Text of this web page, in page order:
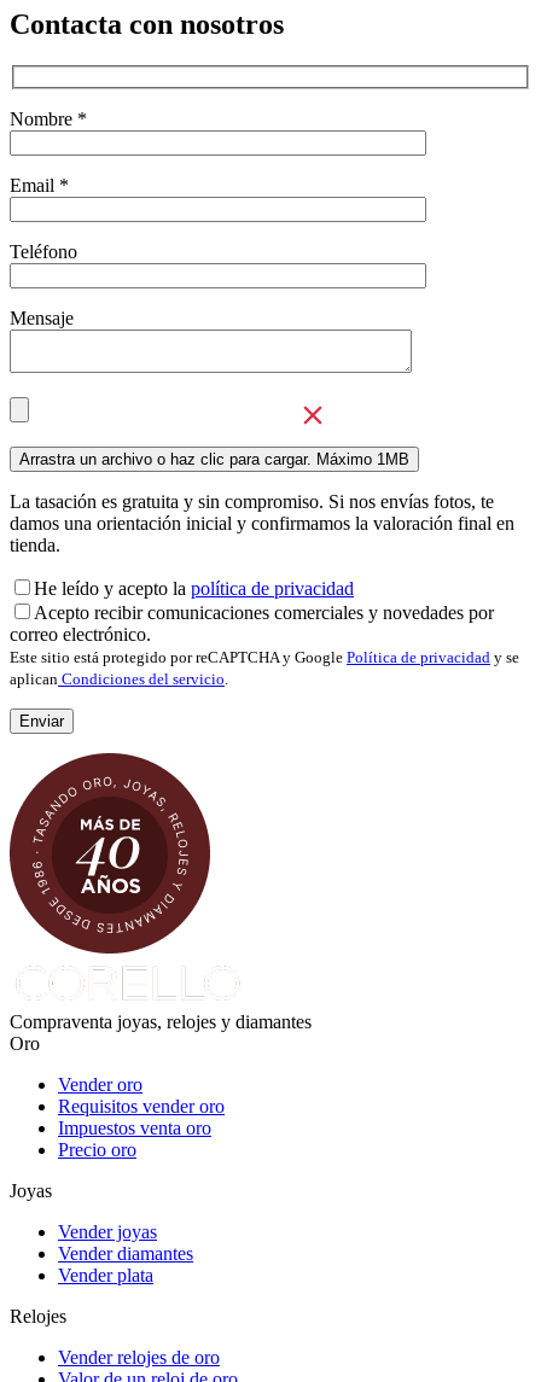
Contacta con nosotros
Nombre *
Email *
Teléfono
Mensaje
La tasación es gratuita y sin compromiso. Si nos envías fotos, te
damos una orientación inicial y confirmamos la valoración final en
tienda.
He leído y acepto la política de privacidad
Acepto recibir comunicaciones comerciales y novedades por
correo electrónico.
Este sitio está protegido por reCAPTCHA y Google Política de privacidad y se
aplican Condiciones del servicio
Compraventa joyas, relojes y diamantes
Oro
Vender oro
Requisitos vender oro
Impuestos venta oro
Precio oro
Joyas
Vender joyas
Vender diamantes
Vender plata
Relojes
Vender relojes de oro